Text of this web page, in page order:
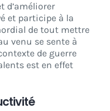
d’améliorer
et participe à la
de tout mettre
venu se sente à
de guerre
est en effet